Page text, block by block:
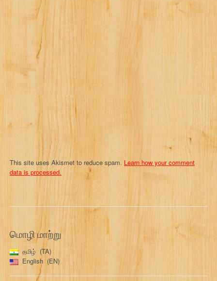
o
This site uses Akismet to reduce spam. Learn how your comment
data is processed.
மொழி மாற்று
தமிழ்
TA
English
EN